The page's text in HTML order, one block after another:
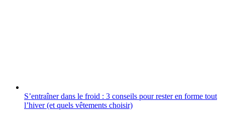
S’entraîner dans le froid : 3 conseils pour rester en forme tout
l’hiver (et quels vêtements choisir)